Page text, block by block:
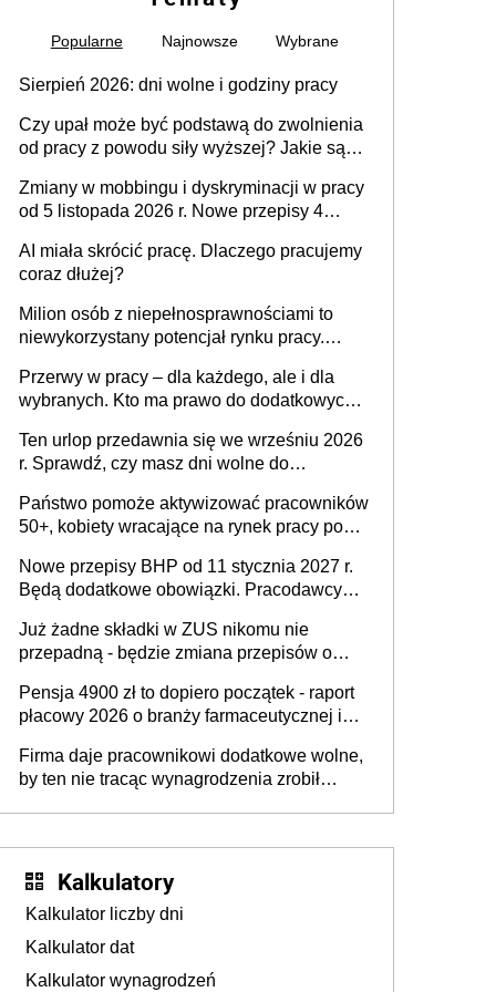
Popularne Najnowsze Wybrane
Sierpień 2026: dni wolne i godziny pracy
Czy upał może być podstawą do zwolnienia
od pracy z powodu siły wyższej? Jakie są
Zmiany w mobbingu i dyskryminacji w pracy
od 5 listopada 2026 r. Nowe przepisy 4
Ustaw
AI miała skrócić pracę. Dlaczego pracujemy
coraz dłużej?
Milion osób z niepełnosprawnościami to
niewykorzystany potencjał rynku pracy.
dofinansowań czy refundacji, ale bariery po
stronie systemu i świadomości
pracodawców [WYWIAD]
Przerwy w pracy – dla każdego, ale i dla
wybranych. Kto ma prawo do dodatkowych
Ten urlop przedawnia się we wrześniu 2026
r. Sprawdź, czy masz dni wolne do
Państwo pomoże aktywizować pracowników
50+, kobiety wracające na rynek pracy po
osoby neuroatypowe. Powstanie Fundusz
na rzecz Inkluzywności w Zatrudnianiu?
Nowe przepisy BHP od 11 stycznia 2027 r.
Będą dodatkowe obowiązki. Pracodawcy
Już żadne składki w ZUS nikomu nie
przepadną - będzie zmiana przepisów o
ubezpieczeniom społecznym
Pensja 4900 zł to dopiero początek - raport
płacowy 2026 o branży farmaceutycznej i
Firma daje pracownikowi dodatkowe wolne,
by ten nie tracąc wynagrodzenia zrobił
Kalkulatory
Kalkulator liczby dni
Kalkulator dat
Kalkulator wynagrodzeń